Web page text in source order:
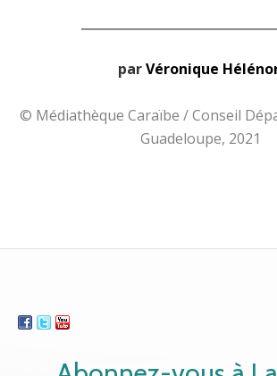
parVéronique
© Médiathèque Caraïbe / Conseil
Guadeloupe, 2021